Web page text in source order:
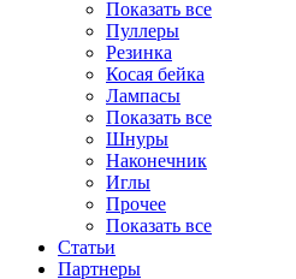
Показать все
Пуллеры
Резинка
Косая бейка
Лампасы
Показать все
Шнуры
Наконечник
Иглы
Прочее
Показать все
Статьи
Партнеры